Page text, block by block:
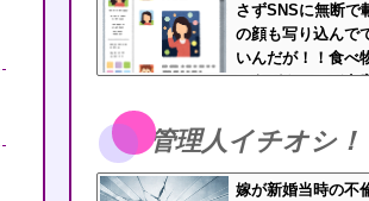
さずSNSに無断で
の顔も写り込んで
いんだが！！食べ
ほうがよっぽど有
管理人イチオシ！
嫁が新婚当時の不